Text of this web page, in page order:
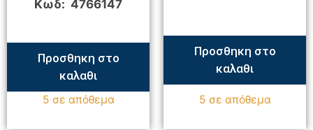
Κωδ: 4766147
Προσθηκη στο
καλαθι
5 σε απόθεμα
Προσθηκη στο
καλαθι
5 σε απόθεμα